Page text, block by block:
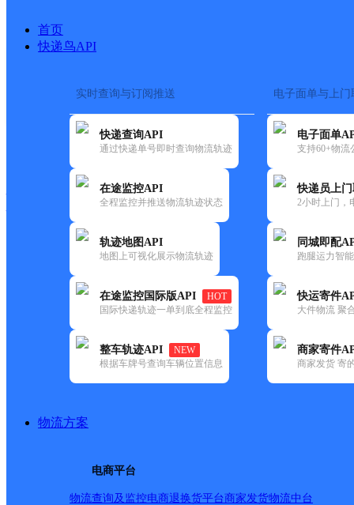
首页
快递鸟API
实时查询与订阅推送
快递查询API
通过快递单号即时查询物流轨迹
在途监控API
全程监控并推送物流轨迹状态
轨迹地图API
地图上可视化展示物流轨迹
在途监控国际版API
HOT
国际快递轨迹一单到底全程监控
整车轨迹API
NEW
根据车牌号查询车辆位置信息
电子面单与上门
电子面单
支持60+物流
快递员上
2小时上门，
同城即配
跑腿运力智
快运寄件
大件物流 聚
商家寄件
商家发货 寄
物流方案
电商平台
物流查询及监控电商退换货平台商家发货物流中台
快运大全 快递时效
韵达
浙江绍兴齐贤公司
更新时间：2022-07-14 00:00:00
所属快递：韵达速递
所属区域：浙江省-绍兴市-柯桥区
网点地址：浙江省绍兴市柯桥区齐贤镇思贤家园商铺106号
网点负责人：